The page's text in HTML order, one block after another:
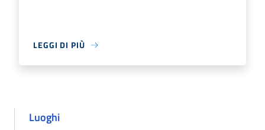
LEGGI DI PIÙ
Luoghi